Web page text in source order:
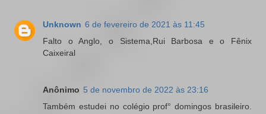
Unknown 6 de fevereiro de 2021 às 11:45
Falto o Anglo, o Sistema,Rui Barbosa e o Fênix
Caixeiral
Anônimo 5 de novembro de 2022 às 23:16
Também estudei no colégio prof° domingos brasileiro.